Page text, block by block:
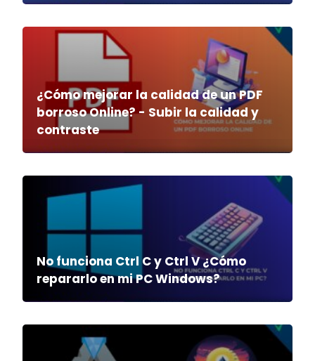
¿Cómo mejorar la calidad de un PDF
borroso Online? - Subir la calidad y
contraste
No funciona Ctrl C y Ctrl V ¿Cómo
repararlo en mi PC Windows?